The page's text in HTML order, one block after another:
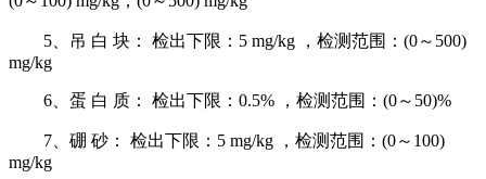
5、吊 白 块： 检出下限：5 mg/kg ，检测范围：(0～500)
mg/kg
6、蛋 白 质： 检出下限：0.5% ，检测范围：(0～50)%
7、硼 砂： 检出下限：5 mg/kg ，检测范围：(0～100)
mg/kg